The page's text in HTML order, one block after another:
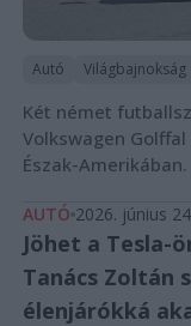
Autó Világbajnokság
Két német
Volkswagen
Észak-Amerikában.
AUTÓ 2026. június
Jöhet a Tesla-
Tanács Zoltán
élenjárókká